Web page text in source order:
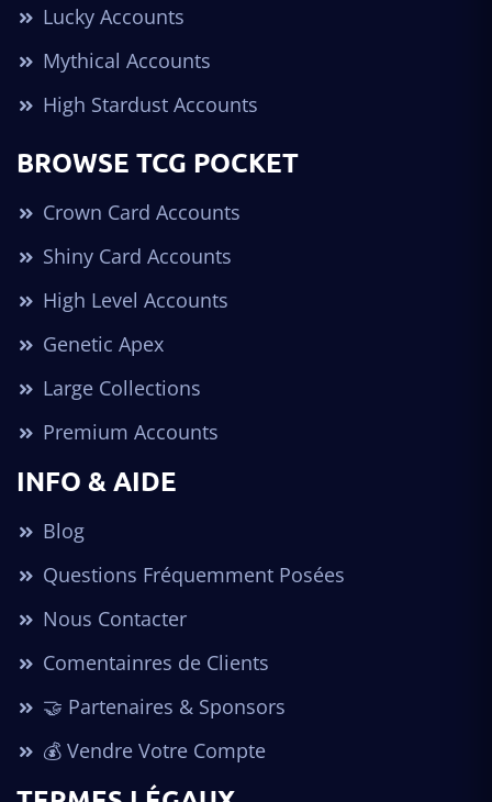
Lucky Accounts
Mythical Accounts
High Stardust Accounts
BROWSE TCG POCKET
Crown Card Accounts
Shiny Card Accounts
High Level Accounts
Genetic Apex
Large Collections
Premium Accounts
INFO & AIDE
Blog
Questions Fréquemment Posées
Nous Contacter
Comentainres de Clients
🤝 Partenaires & Sponsors
💰 Vendre Votre Compte